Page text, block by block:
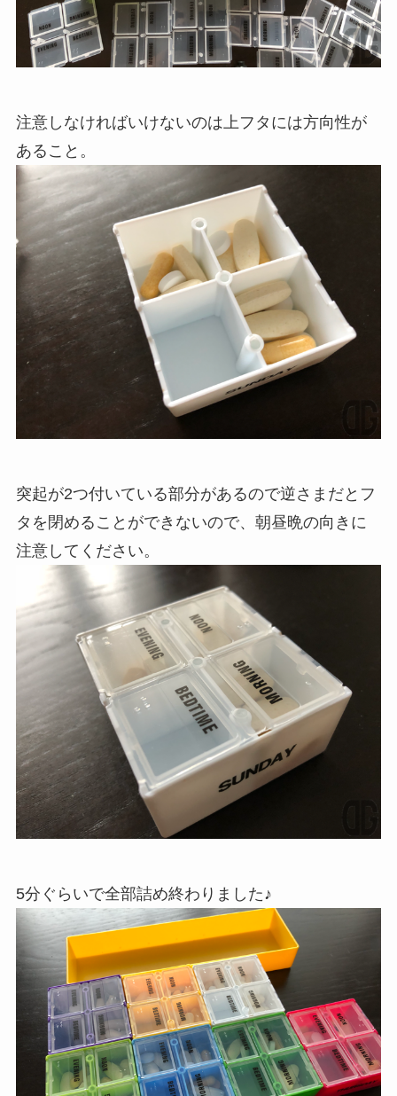
注意しなければいけないのは上フタには方向性が
あること。
突起が2つ付いている部分があるので逆さまだとフ
タを閉めることができないので、朝昼晩の向きに
注意してください。
5分ぐらいで全部詰め終わりました♪